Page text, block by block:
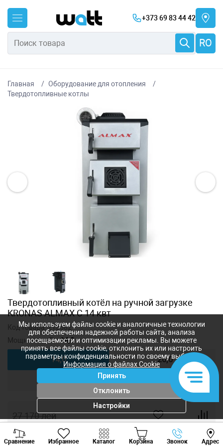
+373 69 83 44 42
RO
Главная
Оборудование для отопления
Твердотопливные котлы
Твердотопливный котёл на ручной загрузке
KRONAS ALMAX C 14 квт
Код товара:213582
Мощность, кВт:14,0
14,0 20,0
27 170лей
24 700 лей
Сравнение Избранное Каталог Корзина Звонок Адрес
Viber Whatsapp
Мы используем файлы cookie и аналогичные технологии
для обеспечения надежной работы сайта, анализа
посещаемости и оптимизации рекламы. Вы можете
принять все файлы cookie, отклонить их или настроить
параметры конфиденциальности по своему выбору.
Информация о файлах Cookie
Принять
Отклонить
Настройки